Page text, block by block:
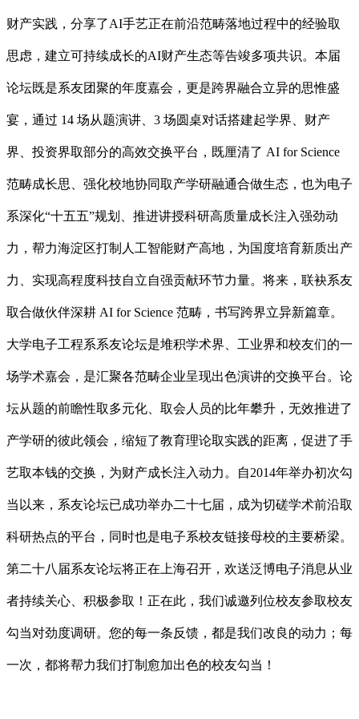
财产实践，分享了AI手艺正在前沿范畴落地过程中的经验取
思虑，建立可持续成长的AI财产生态等告竣多项共识。本届
论坛既是系友团聚的年度嘉会，更是跨界融合立异的思惟盛
宴，通过 14 场从题演讲、3 场圆桌对话搭建起学界、财产
界、投资界取部分的高效交换平台，既厘清了 AI for Science
范畴成长思、强化校地协同取产学研融通合做生态，也为电子
系深化“十五五”规划、推进讲授科研高质量成长注入强劲动
力，帮力海淀区打制人工智能财产高地，为国度培育新质出产
力、实现高程度科技自立自强贡献环节力量。将来，联袂系友
取合做伙伴深耕 AI for Science 范畴，书写跨界立异新篇章。
大学电子工程系系友论坛是堆积学术界、工业界和校友们的一
场学术嘉会，是汇聚各范畴企业呈现出色演讲的交换平台。论
坛从题的前瞻性取多元化、取会人员的比年攀升，无效推进了
产学研的彼此领会，缩短了教育理论取实践的距离，促进了手
艺取本钱的交换，为财产成长注入动力。自2014年举办初次勾
当以来，系友论坛已成功举办二十七届，成为切磋学术前沿取
科研热点的平台，同时也是电子系校友链接母校的主要桥梁。
第二十八届系友论坛将正在上海召开，欢送泛博电子消息从业
者持续关心、积极参取！正在此，我们诚邀列位校友参取校友
勾当对劲度调研。您的每一条反馈，都是我们改良的动力；每
一次，都将帮力我们打制愈加出色的校友勾当！